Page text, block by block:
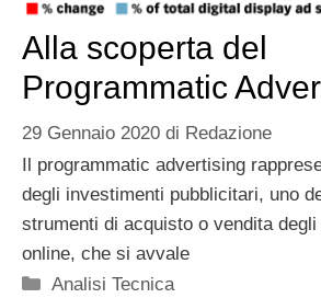
Alla scoperta del
Programmatic
29 Gennaio 2020 di Redazione
Il programmatic advertising
degli investimenti pubblicitari, uno
strumenti di acquisto o vendita
online, che si avvale
Categorie
Analisi Tecnica